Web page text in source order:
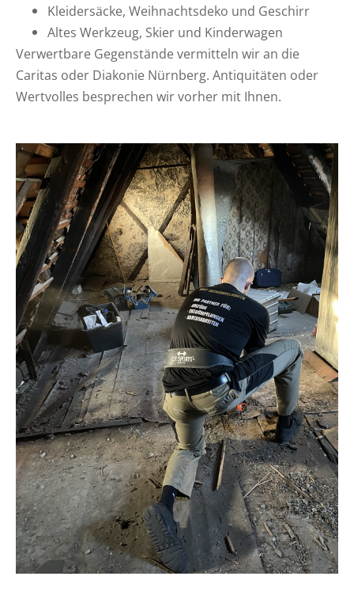
Kleidersäcke, Weihnachtsdeko und Geschirr
Altes Werkzeug, Skier und Kinderwagen
Verwertbare Gegenstände vermitteln wir an die
Caritas oder Diakonie Nürnberg. Antiquitäten oder
Wertvolles besprechen wir vorher mit Ihnen.